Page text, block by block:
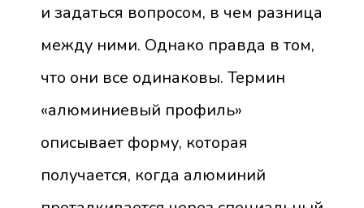
и задаться вопросом, в чем разница
между ними. Однако правда в том,
что они все одинаковы. Термин
«алюминиевый профиль»
описывает форму, которая
получается, когда алюминий